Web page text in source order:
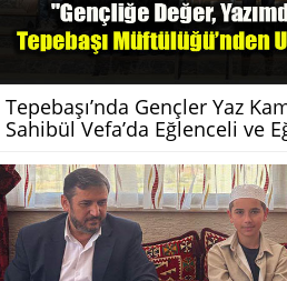
Tepebaşı’nda Gençler Yaz
Sahibül Vefa’da Eğlenceli ve